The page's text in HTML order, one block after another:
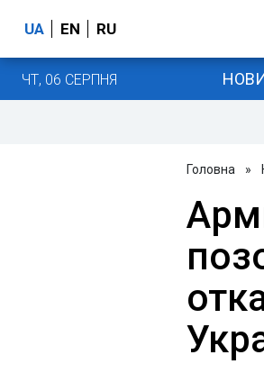
UA EN RU
ЧТ, 06 СЕРПНЯ
Головна »